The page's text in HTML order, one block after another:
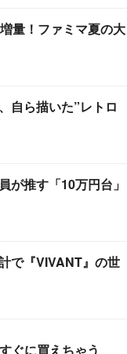
量！ファミマ夏の大
自ら描いた”レトロ
が推す「10万円台」
で『VIVANT』の世
ぐに買えちゃう